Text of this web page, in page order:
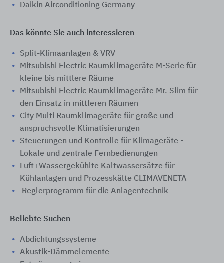
Daikin Airconditioning Germany
Das könnte Sie auch interessieren
Split-Klimaanlagen & VRV
Mitsubishi Electric Raumklimageräte M-Serie für
kleine bis mittlere Räume
Mitsubishi Electric Raumklimageräte Mr. Slim für
den Einsatz in mittleren Räumen
City Multi Raumklimageräte für große und
anspruchsvolle Klimatisierungen
Steuerungen und Kontrolle für Klimageräte -
Lokale und zentrale Fernbedienungen
Luft+Wassergekühlte Kaltwassersätze für
Kühlanlagen und Prozesskälte CLIMAVENETA
Reglerprogramm für die Anlagentechnik
Beliebte Suchen
Abdichtungssysteme
Akustik-Dämmelemente